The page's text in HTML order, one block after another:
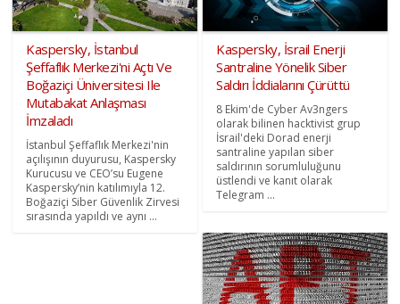
Kaspersky, İstanbul
Şeffaflık Merkezi'ni Açtı Ve
Boğaziçi Üniversitesi Ile
Mutabakat Anlaşması
İmzaladı
İstanbul Şeffaflık Merkezi'nin
açılışının duyurusu, Kaspersky
Kurucusu ve CEO’su Eugene
Kaspersky’nin katılımıyla 12.
Boğaziçi Siber Güvenlik Zirvesi
sırasında yapıldı ve aynı ...
Kaspersky, İsrail Enerji
Santraline Yönelik Siber
Saldırı İddialarını Çürüttü
8 Ekim'de Cyber Av3ngers
olarak bilinen hacktivist grup
İsrail'deki Dorad enerji
santraline yapılan siber
saldırının sorumluluğunu
üstlendi ve kanıt olarak
Telegram ...